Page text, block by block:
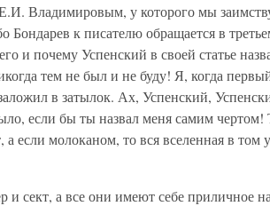
Владимировым, у которого мы
Бондарев к писателю обращается в
и почему Успенский в своей статье
тем не был и не буду! Я, когда
в затылок. Ах, Успенский,
если бы ты назвал меня самим чертом!
а если молоканом, то вся вселенная в том
и сект, а все они имеют себе приличное